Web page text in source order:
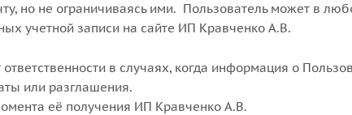
но не ограничиваясь ими. Пользователь может в
учетной записи на сайте ИП Кравченко А.В.
в случаях, когда информация о
или разглашения.
её получения ИП Кравченко А.В.